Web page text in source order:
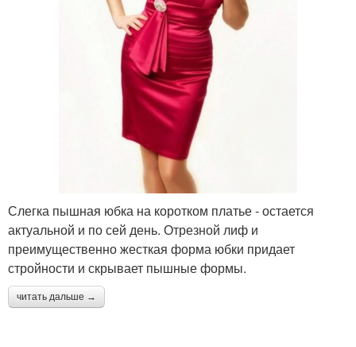
Слегка пышная юбка на коротком платье - остается
актуальной и по сей день. Отрезной лиф и
преимущественно жесткая форма юбки придает
стройности и скрывает пышные формы.
читать дальше →